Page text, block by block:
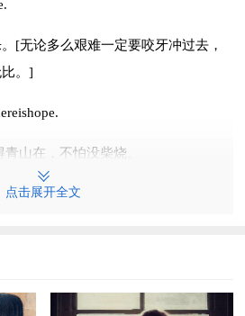
无论多么艰难一定要咬牙冲过去，
。]
山在，不怕没柴烧。
点击展开全文